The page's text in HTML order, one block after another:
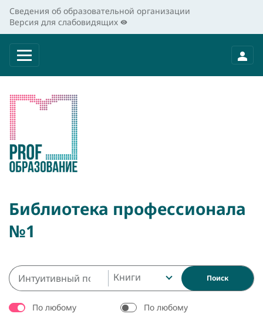
Сведения об образовательной организации
Версия для слабовидящих
Библиотека профессионала
№1
Книги Поиск
По любому
По любому